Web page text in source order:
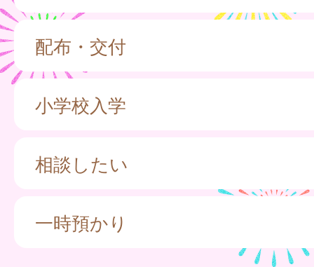
配布・交付
小学校入学
相談したい
一時預かり